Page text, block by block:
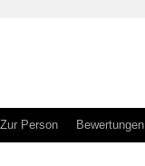
Zur Person Bewertungen